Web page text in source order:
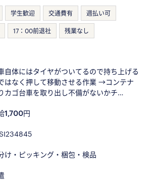
学生歓迎 交通費有 週払い可
17：00前退社 残業なし
自体にはタイヤがついてるので持ち上げる
はなく押して移動させる作業 →コンテナ
カゴ台車を取り出し不備がないかチ…
1,700円
け・ピッキング・梱包・検品